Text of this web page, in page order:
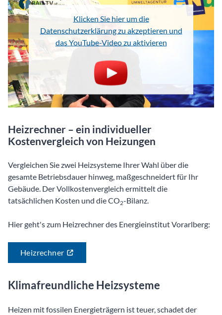
Klicken Sie hier um die
Datenschutzerklärung zu akzeptieren und
das YouTube-Video zu aktivieren
Heizrechner – ein individueller
Kostenvergleich von Heizungen
Vergleichen Sie zwei Heizsysteme Ihrer Wahl über die
gesamte Betriebsdauer hinweg, maßgeschneidert für Ihr
Gebäude. Der Vollkostenvergleich ermittelt die
tatsächlichen Kosten und die CO2-Bilanz.
Hier geht's zum Heizrechner des Energieinstitut Vorarlberg:
Heizrechner
Klimafreundliche Heizsysteme
Heizen mit fossilen Energieträgern ist teuer, schadet der